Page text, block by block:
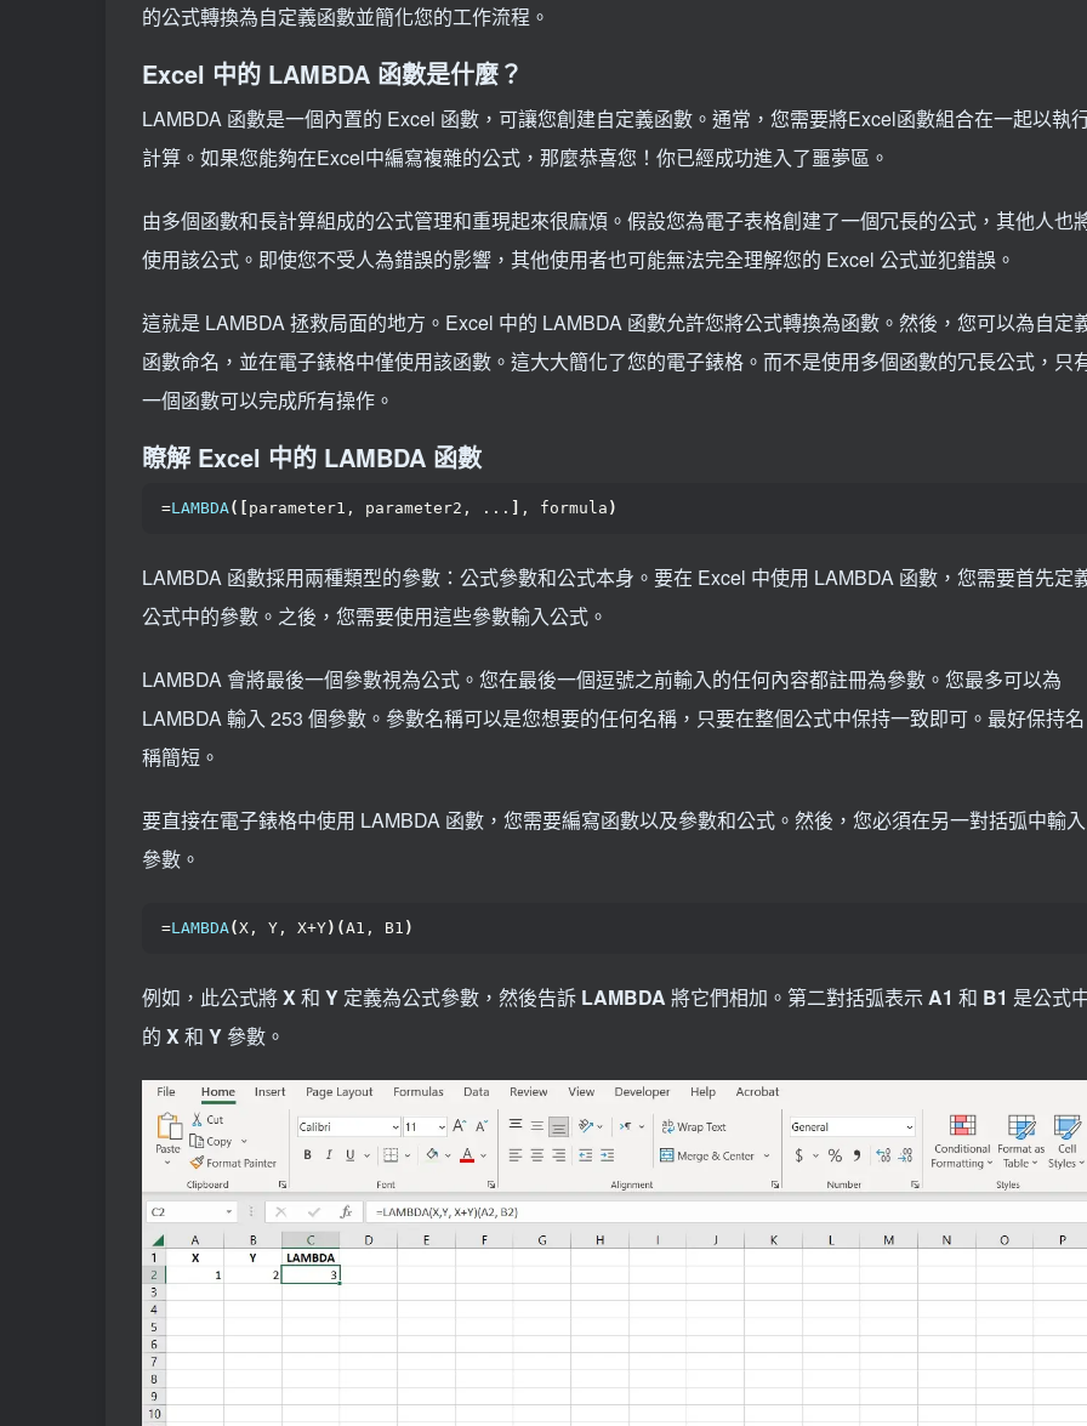
的公式轉換為自定義函數並簡化您的工作流程。
Excel 中的 LAMBDA 函數是什麼？
LAMBDA 函數是一個內置的 Excel 函數，可讓您創建自定義函數。通常，您需要將Excel函數組合在一起以執
計算。如果您能夠在Excel中編寫複雜的公式，那麼恭喜您！你已經成功進入了噩夢區。
由多個函數和長計算組成的公式管理和重現起來很麻煩。假設您為電子表格創建了一個冗長的公式，其他人也
使用該公式。即使您不受人為錯誤的影響，其他使用者也可能無法完全理解您的 Excel 公式並犯錯誤。
這就是 LAMBDA 拯救局面的地方。Excel 中的 LAMBDA 函數允許您將公式轉換為函數。然後，您可以為自定
函數命名，並在電子錶格中僅使用該函數。這大大簡化了您的電子錶格。而不是使用多個函數的冗長公式，只
一個函數可以完成所有操作。
瞭解 Excel 中的 LAMBDA 函數
=LAMBDA ([ parameter1, parameter2, ... , formula )
LAMBDA 函數採用兩種類型的參數：公式參數和公式本身。要在 Excel 中使用 LAMBDA 函數，您需要首先定
公式中的參數。之後，您需要使用這些參數輸入公式。
LAMBDA 會將最後一個參數視為公式。您在最後一個逗號之前輸入的任何內容都註冊為參數。您最多可以為
LAMBDA 輸入 253 個參數。參數名稱可以是您想要的任何名稱，只要在整個公式中保持一致即可。最好保持名
稱簡短。
要直接在電子錶格中使用 LAMBDA 函數，您需要編寫函數以及參數和公式。然後，您必須在另一對括弧中輸入
參數。
=LAMBDA (X, Y, X+Y)(A1, B1 )
例如，此公式將X和 Y 定義為公式參數，然後告訴 LAMBDA 將它們相加。第二對括弧表示 A1 和 B1 是公式
的 X和 Y 參數。